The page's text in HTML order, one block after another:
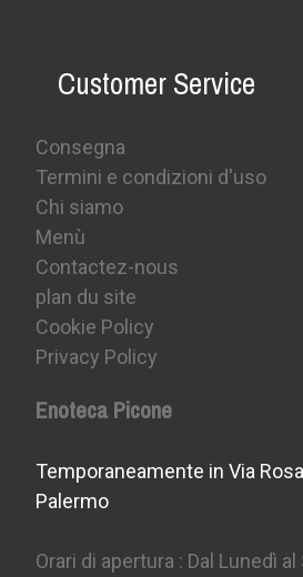
Customer Service
Consegna
Termini e condizioni d'uso
Chi siamo
Menù
Contactez-nous
plan du site
Cookie Policy
Privacy Policy
Enoteca Picone
Temporaneamente in Via
Palermo
Orari di apertura : Dal Lunedì